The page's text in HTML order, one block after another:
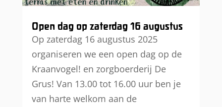
Open dag op zaterdag 16 augustus
Op zaterdag 16 augustus 2025
organiseren we een open dag op de
Kraanvogel! en zorgboerderij De
Grus! Van 13.00 tot 16.00 uur ben je
van harte welkom aan de